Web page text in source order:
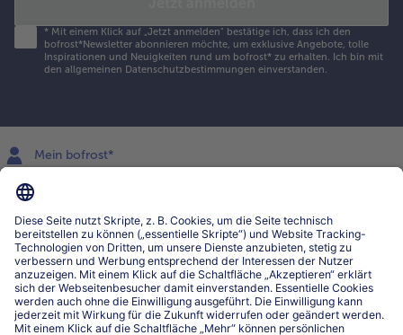
* Mit einem Klick auf „Jetzt anmelden" bestätige ich, dass ich den
bofrost*Newsletter abonnieren möchte, um exklusive Angebote, tolle
Inspirationen und Neuigkeiten rund um bofrost* zu erhalten. Ich bin mit
den allgemeinen Datenschutzbestimmungen einverstanden.
Mein bofrost*
www.bofrost.lu
027863232
Mo-Fr. von 7 bis 20 Uhr
Service